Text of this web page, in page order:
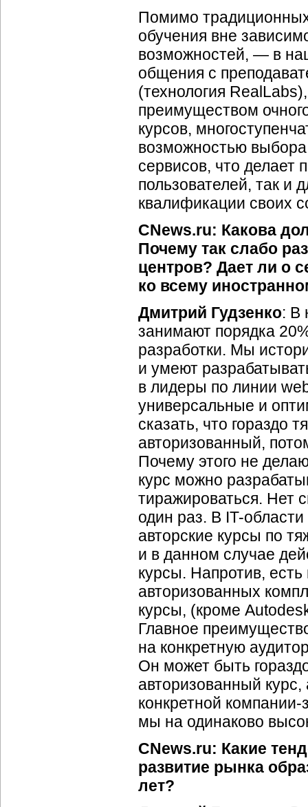
Помимо
обучения вне
возможностей, — в
общения с
(технология
преимуществом
курсов,
возможностью
сервисов, что делает
пользователей, так
квалификации своих
CNews.ru: Какова
Почему так слабо
центров? Дает ли о
ко всему
Дмитрий Гудзенко: В
занимают порядка
разработки. Мы
и умеют
в лидеры по линии
универсальные и
сказать, что гораздо
авторизованный,
Почему этого не
курс можно
тиражироваться. Нет
один раз. В IT-
авторские курсы по
и в данном случае
курсы. Напротив,
авторизованных
курсы, (кроме
Главное
на конкретную
Он может быть
авторизованный
конкретной компании-
мы на одинаково
CNews.ru: Какие
развитие рынка
лет?